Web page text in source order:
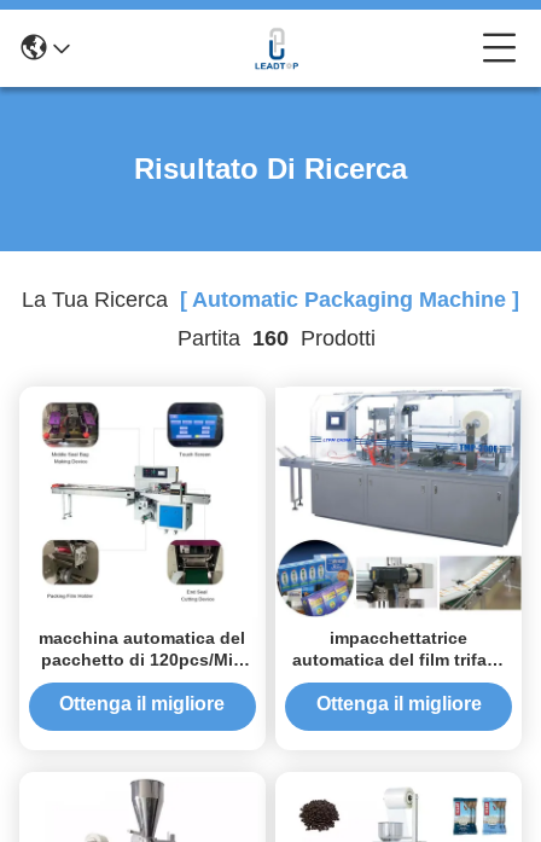
Risultato Di Ricerca
La Tua Ricerca [ Automatic Packaging Machine ]
Partita 160 Prodotti
macchina automatica del
pacchetto di 120pcs/Min
260mm per la maschera
medica
Ottenga il migliore
impacchettatrice
automatica del film trifase
del PVC/BOPP di 380V
50HZ con controllo dello
Ottenga il migliore